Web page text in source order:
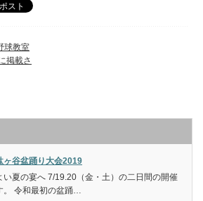
球教室
掲載さ
ヶ谷盆踊り大会2019
い夏の宴へ 7/19.20（金・土）の二日間の開催
。 令和最初の盆踊…